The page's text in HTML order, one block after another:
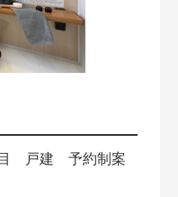
目 戸建 予約制案